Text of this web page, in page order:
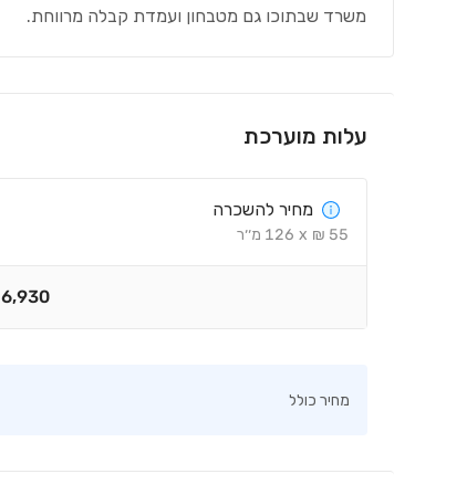
משרד שבתוכו גם מטבחון ועמדת קבלה מרווחת.
עלות מוערכת
מחיר להשכרה
55
₪
x
126 מ׳׳ר
6,930
מחיר כולל